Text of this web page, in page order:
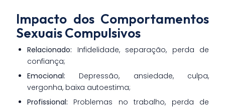
Impacto dos Comportamentos
Sexuais Compulsivos
Relacionado: Infidelidade, separação, perda de
confiança;
Emocional: Depressão, ansiedade, culpa,
vergonha, baixa autoestima;
Profissional: Problemas no trabalho, perda de